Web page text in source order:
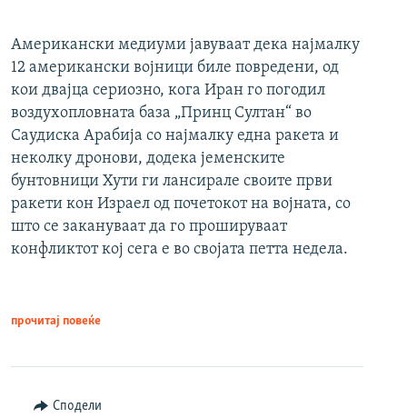
Американски медиуми јавуваат дека најмалку
12 американски војници биле повредени, од
кои двајца сериозно, кога Иран го погодил
воздухопловната база „Принц Султан“ во
Саудиска Арабија со најмалку една ракета и
неколку дронови, додека јеменските
бунтовници Хути ги лансирале своите први
ракети кон Израел од почетокот на војната, со
што се закануваат да го прошируваат
конфликтот кој сега е во својата петта недела.
прочитај повеќе
Сподели